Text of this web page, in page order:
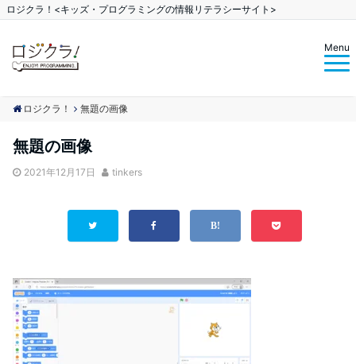
ロジクラ！<キッズ・プログラミングの情報リテラシーサイト>
Menu
ロジクラ！ 無題の画像
無題の画像
2021年12月17日 tinkers